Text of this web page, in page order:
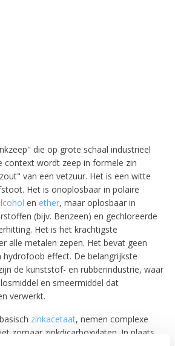
die op grote schaal industrieel
context wordt zeep in formele zin
van een vetzuur. Het is een witte
Het is onoplosbaar in polaire
en ether, maar oplosbaar in
(bijv. Benzeen) en gechloreerde
Het is het krachtigste
alle metalen zepen. Het bevat geen
effect. De belangrijkste
de kunststof- en rubberindustrie, waar
en smeermiddel dat
verwerkt.
zinkacetaat, nemen complexe
zomaar zinkdicarboxylaten. In plaats